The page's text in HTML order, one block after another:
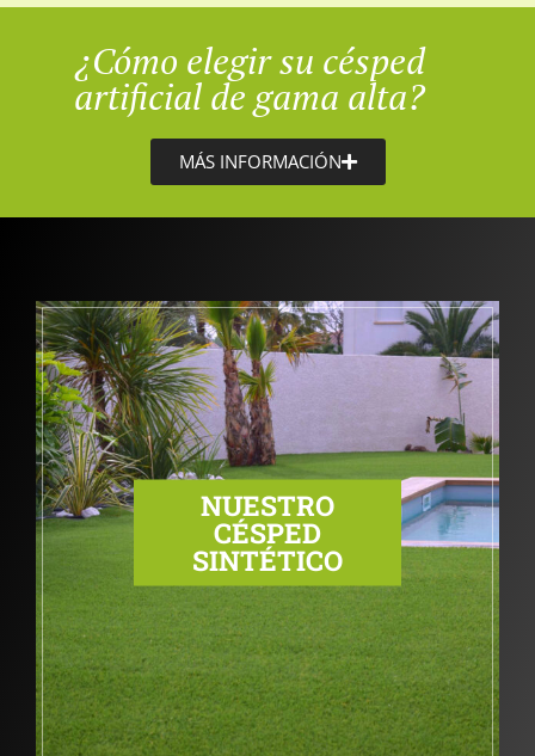
¿Cómo elegir su césped
artificial de gama alta?
MÁS INFORMACIÓN
NUESTRO
CÉSPED
SINTÉTICO